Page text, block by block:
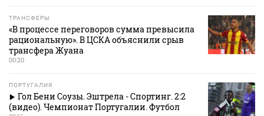
ТРАНСФЕРЫ
«В процессе переговоров сумма превысила
рациональную». В ЦСКА объяснили срыв
трансфера Жуана
00:20
ПОРТУГАЛИЯ
Гол Бени Соузы. Эштрела - Спортинг. 2:2
(видео). Чемпионат Португалии. Футбол